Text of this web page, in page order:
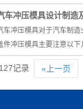
车冲压模具设计制造
车冲压模具对于汽车制
件冲压模具主要注意以
记录 «上一页